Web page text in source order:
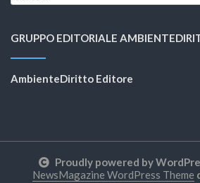
GRUPPO EDITORIALE
AmbienteDiritto Editore
Proudly powered by
NewsMagazine WordPress Theme